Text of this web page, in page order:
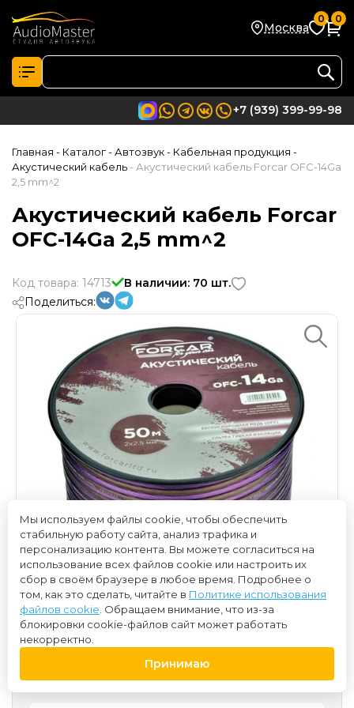
Москва
0 0
+7 (939) 399-99-98
Главная - Каталог- Автозвук- Кабельная продукция -
Акустический кабель - Акустический кабель Forcar OFC-14Ga
2,5 mm^2
Акустический кабель Forcar
OFC-14Ga 2,5 mm^2
Код товара: 14713
В наличии: 70 шт.
Поделиться:
220 ₽
Мы используем файлы cookie, чтобы обеспечить
стабильную работу сайта, анализ трафика и
персонализацию контента. Вы можете согласиться на
использование всех файлов cookie или настроить их
сбор в своём браузере в любое время. Подробнее о
том, как это сделать, читайте в Политике использования
файлов cookie . Обращаем внимание, что из-за
блокировки cookie-файлов сайт может работать
некорректно.
Принимаю